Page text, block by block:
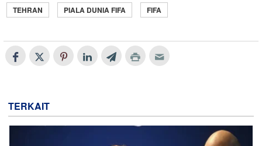
TEHRAN PIALA DUNIA FIFA FIFA
TERKAIT